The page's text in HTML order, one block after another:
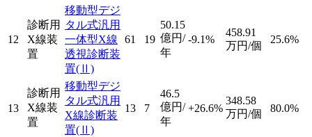
12
診断用
X線装
置
移動型デジ
タル式汎用
一体型X線
透視診断装
置(Ⅱ)
61 19
50.15
億円/
年
-9.1%
458.91
万円/個
25.6%
13
診断用
X線装
置
移動型デジ
タル式汎用
X線診断装
置(Ⅱ)
13 7
46.5
億円/
年
+26.6%
348.58
万円/個
80.0%